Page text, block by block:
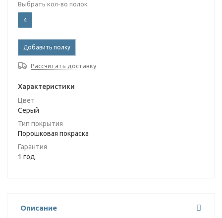
Выбрать кол-во полок
4
Добавить полку
Рассчитать доставку
Характеристики
Цвет
Серый
Тип покрытия
Порошковая покраска
Гарантия
1 год
Описание